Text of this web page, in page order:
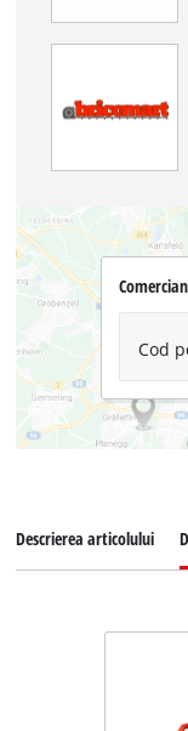
Cod
Descrierea articolului